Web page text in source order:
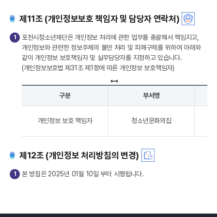
제11조 (개인정보보호 책임자 및 담당자 연락처)
1
포천시청소년재단은 개인정보 처리에 관한 업무를 총괄해서 책임지고,
개인정보와 관련한 정보주체의 불만 처리 및 피해구제를 위하여 아래와
같이 개인정보 보호책임자 및 실무담당자를 지정하고 있습니다.
(개인정보보호법 제31조 제1항에 따른 개인정보 보호책임자)
구분 부서명
개인정보 보호 책임자 청소년문화의집
제12조 (개인정보 처리방침의 변경)
1 본 방침은 2025년 01월 10일 부터 시행됩니다.